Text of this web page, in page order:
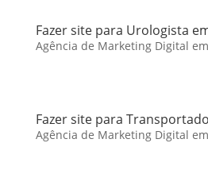
Fazer site para Urologista
Agência de Marketing Digital
Fazer site para
Agência de Marketing Digital